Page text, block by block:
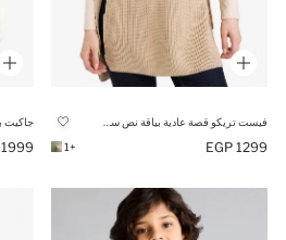
1299 EGP
+1
1999 EGP